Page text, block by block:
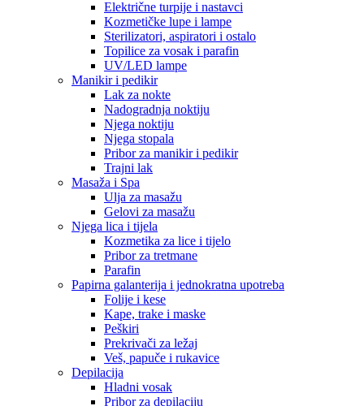
Električne turpije i nastavci
Kozmetičke lupe i lampe
Sterilizatori, aspiratori i ostalo
Topilice za vosak i parafin
UV/LED lampe
Manikir i pedikir
Lak za nokte
Nadogradnja noktiju
Njega noktiju
Njega stopala
Pribor za manikir i pedikir
Trajni lak
Masaža i Spa
Ulja za masažu
Gelovi za masažu
Njega lica i tijela
Kozmetika za lice i tijelo
Pribor za tretmane
Parafin
Papirna galanterija i jednokratna upotreba
Folije i kese
Kape, trake i maske
Peškiri
Prekrivači za ležaj
Veš, papuče i rukavice
Depilacija
Hladni vosak
Pribor za depilaciju